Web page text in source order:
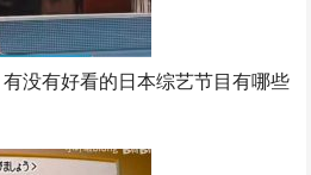
没有好看的日本综艺节目有哪些